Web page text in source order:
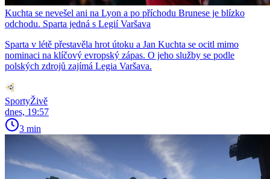
Kuchta se nevešel ani na Lyon a po příchodu Brunese je blízko
odchodu. Sparta jedná s Legií Varšava
Sparta v létě přestavěla hrot útoku a Jan Kuchta se ocitl mimo
nominaci na klíčový evropský zápas. O jeho služby se podle
polských zdrojů zajímá Legia Varšava.
SportyŽivě
dnes, 19:57
3 min